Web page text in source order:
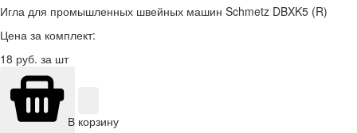
Игла для промышленных швейных машин Schmetz DBXK5 (R)
Цена за комплект:
18 руб. за шт
В корзину